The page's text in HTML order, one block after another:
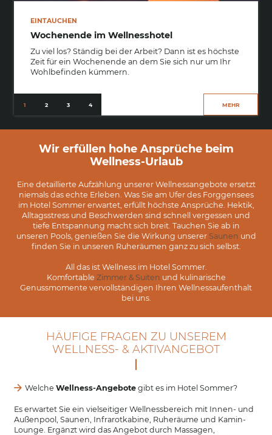
EINTAUCHEN
Wochenende im Wellnesshotel
Zu viel los? Ständig bei der Arbeit? Dann ist es höchste
Zeit für ein Wochenende an dem Sie sich nur um Ihr
Wohlbefinden kümmern.
MEHR
Wir erfüllen hohe Ansprüche beim
Wellness-Urlaub
Eine detaillierte Aufzählung unserer Wellnessangebote ersetzt
niemals das echte Erleben. Was Sie am Ufer des Forggensees
im Hotel Sommer erwartet, erfüllt höchste Ansprüche. Hektik,
Alltagsstress und Beschwerden sind schnell vergessen und
tiefe Entspannung macht sich breit. Tauchen Sie ab in
unseren Pools, genießen Sie die Wirkung unserer Saunen und
finden Sie in unseren Ruheräumen ganz zu sich selbst.
All das ist Wellness im Hotel Sommer.
Komfortable Zimmer & Suiten und kulinarische
Genussmomente vervollständigen Ihren Wellnessaufenthalt
bei uns.
HÄUFIGE FRAGEN ZU UNSEREM
WELLNESS- & AKTIVANGEBOT
Welche Wellness-Angebotegibt es im Hotel Sommer?
Es erwartet Sie ein vielseitiger Wellnessbereich mit Innen- und
Außenpool, Saunen, Infrarotkabine, Ruheräume und Kamin-
Lounge. Ergänzt wird das Angebot durch Massagen,